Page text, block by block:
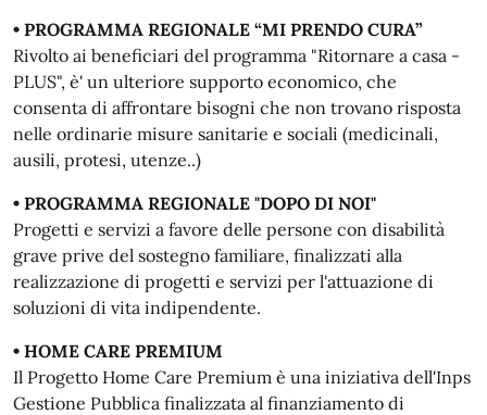
• PROGRAMMA REGIONALE “MI PRENDO CURA”
Rivolto ai beneficiari del programma "Ritornare a casa -
PLUS", è' un ulteriore supporto economico, che
consenta di affrontare bisogni che non trovano risposta
nelle ordinarie misure sanitarie e sociali (medicinali,
ausili, protesi, utenze..)
• PROGRAMMA REGIONALE "DOPO DI NOI"
Progetti e servizi a favore delle persone con disabilità
grave prive del sostegno familiare, finalizzati alla
realizzazione di progetti e servizi per l'attuazione di
soluzioni di vita indipendente.
• HOME CARE PREMIUM
Il Progetto Home Care Premium è una iniziativa dell'Inps
Gestione Pubblica finalizzata al finanziamento di